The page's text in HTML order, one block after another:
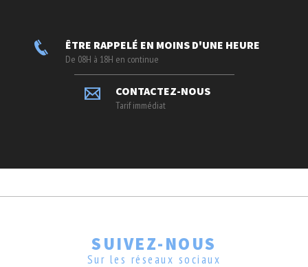
ÊTRE RAPPELÉ EN MOINS D'UNE HEURE
De 08H à 18H en continue
CONTACTEZ-NOUS
Tarif immédiat
SUIVEZ-NOUS
Sur les réseaux sociaux